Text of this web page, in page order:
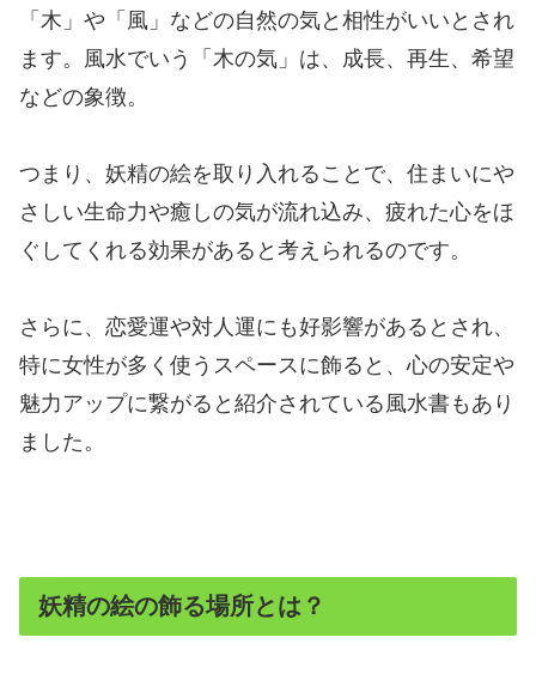
「木」や「風」などの自然の気と相性がいいとされ
ます。風水でいう「木の気」は、成長、再生、希望
などの象徴。
つまり、妖精の絵を取り入れることで、住まいにや
さしい生命力や癒しの気が流れ込み、疲れた心をほ
ぐしてくれる効果があると考えられるのです。
さらに、恋愛運や対人運にも好影響があるとされ、
特に女性が多く使うスペースに飾ると、心の安定や
魅力アップに繋がると紹介されている風水書もあり
ました。
妖精の絵の飾る場所とは？